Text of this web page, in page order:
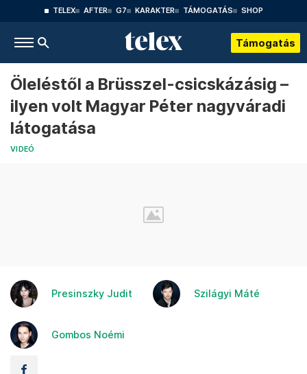
TELEX AFTER G7 KARAKTER TÁMOGATÁS SHOP
Támogatás
Öleléstől a Brüsszel-csicskázásig –
ilyen volt Magyar Péter nagyváradi
látogatása
VIDEÓ
Presinszky Judit Szilágyi Máté
Gombos Noémi